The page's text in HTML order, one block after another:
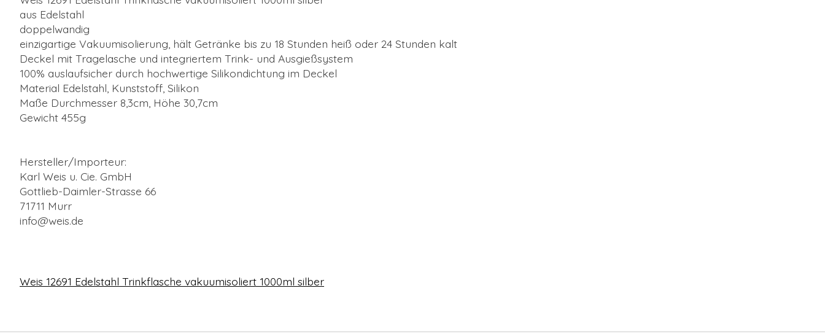
aus Edelstahl
doppelwandig
einzigartige Vakuumisolierung, hält Getränke bis zu 18 Stunden heiß oder 24 Stunden kalt
Deckel mit Tragelasche und integriertem Trink- und Ausgießsystem
100% auslaufsicher durch hochwertige Silikondichtung im Deckel
Material Edelstahl, Kunststoff, Silikon
Maße Durchmesser 8,3cm, Höhe 30,7cm
Gewicht 455g
Hersteller/Importeur:
Karl Weis u. Cie. GmbH
Gottlieb-Daimler-Strasse 66
71711 Murr
info@weis.de
Weis 12691 Edelstahl Trinkflasche vakuumisoliert 1000ml silber